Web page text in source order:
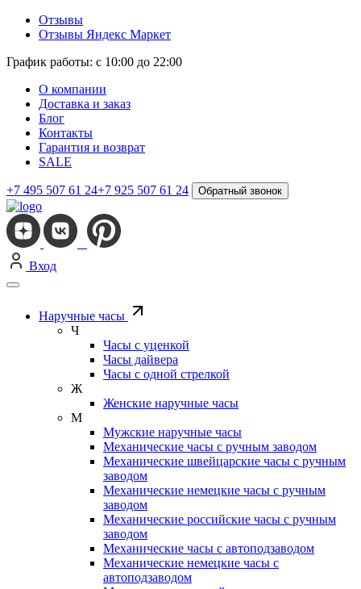
Отзывы
Отзывы Яндекс Маркет
График работы: с 10:00 до 22:00
О компании
Доставка и заказ
Блог
Контакты
Гарантия и возврат
SALE
+7 495 507 61 24+7 925 507 61 24 Обратный звонок
Вход
Наручные часы
Ч
Часы с уценкой
Часы дайвера
Часы с одной стрелкой
Ж
Женские наручные часы
М
Мужские наручные часы
Механические часы с ручным заводом
Механические швейцарские часы с ручным
заводом
Механические немецкие часы с ручным
заводом
Механические российские часы с ручным
заводом
Механические часы с автоподзаводом
Механические немецкие часы с
автоподзаводом